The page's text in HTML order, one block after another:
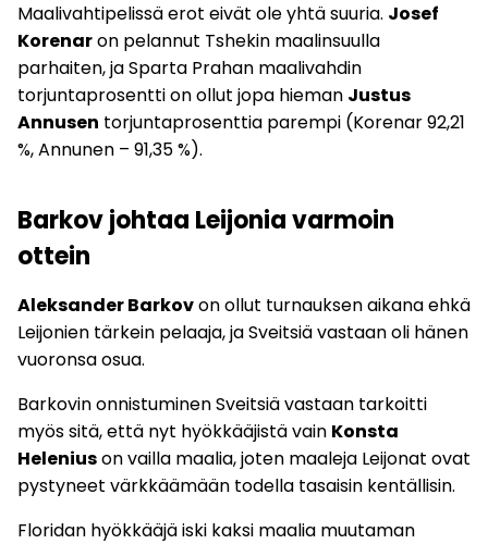
Maalivahtipelissä erot eivät ole yhtä suuria. Josef
Korenaron pelannut Tshekin maalinsuulla
parhaiten, ja Sparta Prahan maalivahdin
torjuntaprosentti on ollut jopa hieman Justus
Annusen torjuntaprosenttia parempi (Korenar 92,21
%, Annunen – 91,35 %).
Barkov johtaa Leijonia varmoin
ottein
Aleksander Barkovon ollut turnauksen aikana ehkä
Leijonien tärkein pelaaja, ja Sveitsiä vastaan oli hänen
vuoronsa osua.
Barkovin onnistuminen Sveitsiä vastaan tarkoitti
myös sitä, että nyt hyökkääjistä vain Konsta
Heleniuson vailla maalia, joten maaleja Leijonat ovat
pystyneet värkkäämään todella tasaisin kentällisin.
Floridan hyökkääjä iski kaksi maalia muutaman